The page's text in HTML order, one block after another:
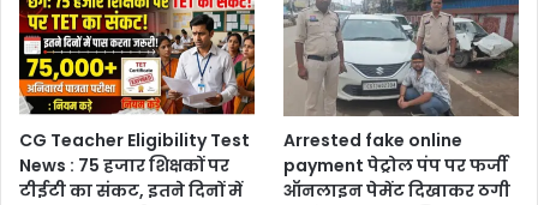
CG Teacher Eligibility Test
News : 75 हजार शिक्षकों पर
टीईटी का संकट, इतने दिनों में
Arrested fake online
payment पेट्रोल पंप पर फर्जी
ऑनलाइन पेमेंट दिखाकर ठगी